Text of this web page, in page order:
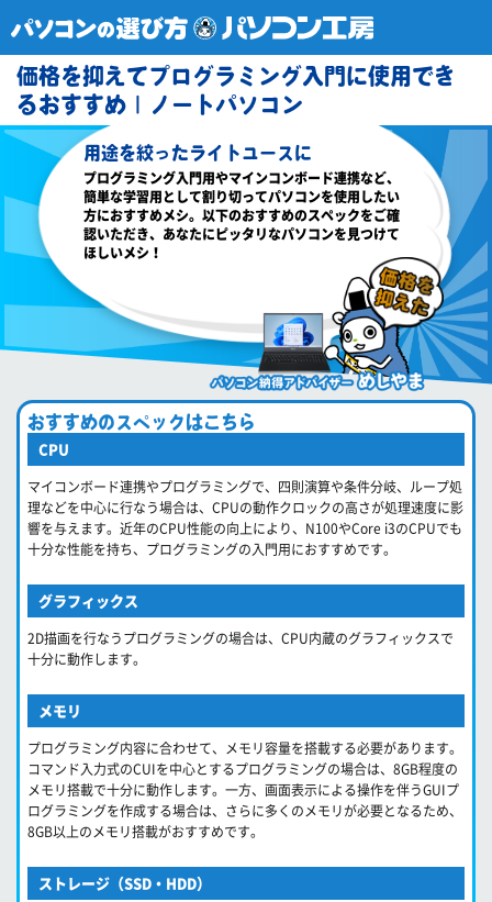
価格を抑えてプログラミング入門に使用でき
るおすすめ | ノートパソコン
用途を絞ったライトユースに
プログラミング入門用やマインコンボード連携など、
簡単な学習用として割り切ってパソコンを使用したい
方におすすめメシ。以下のおすすめのスペックをご確
認いただき、あなたにピッタリなパソコンを見つけて
ほしいメシ！
おすすめのスペックはこちら
CPU
マイコンボード連携やプログラミングで、四則演算や条件分岐、ループ処
理などを中心に行なう場合は、CPUの動作クロックの高さが処理速度に影
響を与えます。近年のCPU性能の向上により、N100やCore i3のCPUでも
十分な性能を持ち、プログラミングの入門用におすすめです。
グラフィックス
2D描画を行なうプログラミングの場合は、CPU内蔵のグラフィックスで
十分に動作します。
メモリ
プログラミング内容に合わせて、メモリ容量を搭載する必要があります。
コマンド入力式のCUIを中心とするプログラミングの場合は、8GB程度の
メモリ搭載で十分に動作します。一方、画面表示による操作を伴うGUIプ
ログラミングを作成する場合は、さらに多くのメモリが必要となるため、
8GB以上のメモリ搭載がおすすめです。
ストレージ（SSD・HDD）